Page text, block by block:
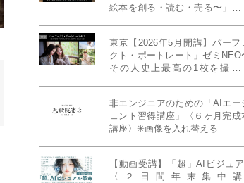
絵本を創る・読む・売る〜」イ
20名限定》
東京【2026年5月開講】パーフ
クト・ポートレート」ゼミNEO
その人史上最高の1枚を撮る
催）」《初参加大歓迎／12名
定》
非エンジニアのための「AIエー
ェント習得講座」〈６ヶ月完成
講座〉✳︎画像を入れ替える
【動画受講】「超」AIビジュ
〈２日間年末集中講